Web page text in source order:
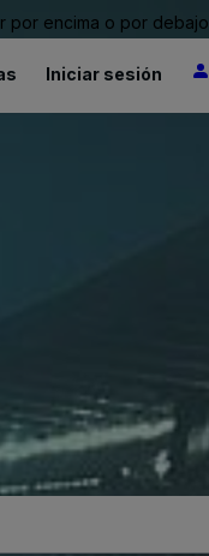
encima o por
Iniciar sesión